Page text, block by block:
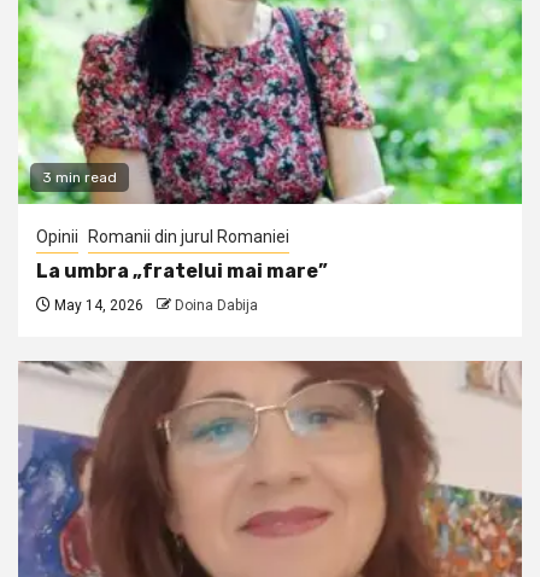
3 min read
Opinii Romanii din jurul Romaniei
La umbra „fratelui mai mare”
May 14, 2026 Doina Dabija